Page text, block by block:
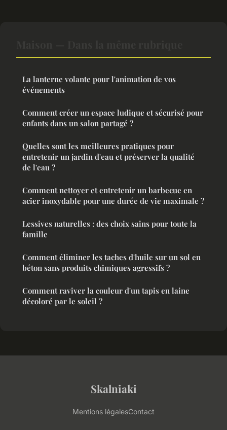
La lanterne volante pour l'animation de vos
événements
Comment créer un espace ludique et sécurisé pour
enfants dans un salon partagé ?
Quelles sont les meilleures pratiques pour
entretenir un jardin d'eau et préserver la qualité
de l'eau ?
Comment nettoyer et entretenir un barbecue en
acier inoxydable pour une durée de vie maximale ?
Lessives naturelles : des choix sains pour toute la
famille
Comment éliminer les taches d'huile sur un sol en
béton sans produits chimiques agressifs ?
Comment raviver la couleur d'un tapis en laine
décoloré par le soleil ?
Skalniaki
Mentions légalesContact